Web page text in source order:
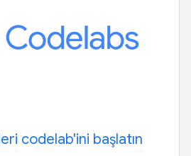
codelab'ini başlatın